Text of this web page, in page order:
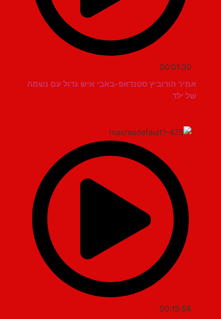
00:01:30
אמיר הורוביץ סטנדאפ-באבי איש גדול עם נשמה
00:15:58